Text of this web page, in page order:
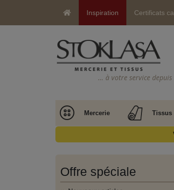
Inspiration Certificats
… à votre service depuis
Mercerie Tissus
Offre spéciale